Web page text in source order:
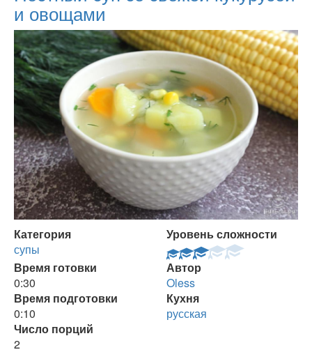
и овощами
Категория
супы
Уровень сложности
Время готовки
0:30
Автор
Oless
Время подготовки
0:10
Кухня
русская
Число порций
2